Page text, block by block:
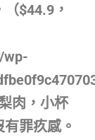
$44.9，
wp-
肉，小杯
罪疚感。